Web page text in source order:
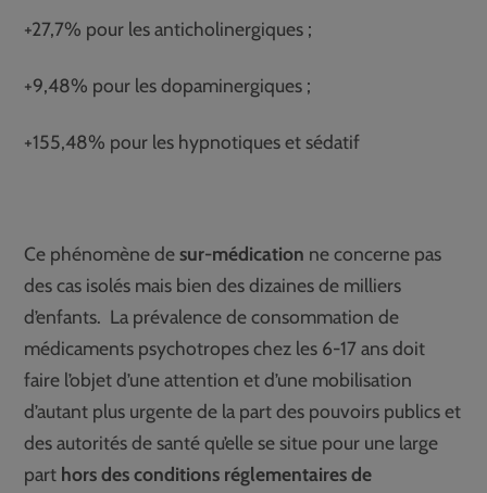
+27,7% pour les anticholinergiques ;
+9,48% pour les dopaminergiques ;
+155,48% pour les hypnotiques et sédatif
Ce phénomène desur-médication ne concerne pas
des cas isolés mais bien des dizaines de milliers
d’enfants. La prévalence de consommation de
médicaments psychotropes chez les 6-17 ans doit
faire l’objet d’une attention et d’une mobilisation
d’autant plus urgente de la part des pouvoirs publics et
des autorités de santé qu’elle se situe pour une large
part hors des conditions réglementaires de